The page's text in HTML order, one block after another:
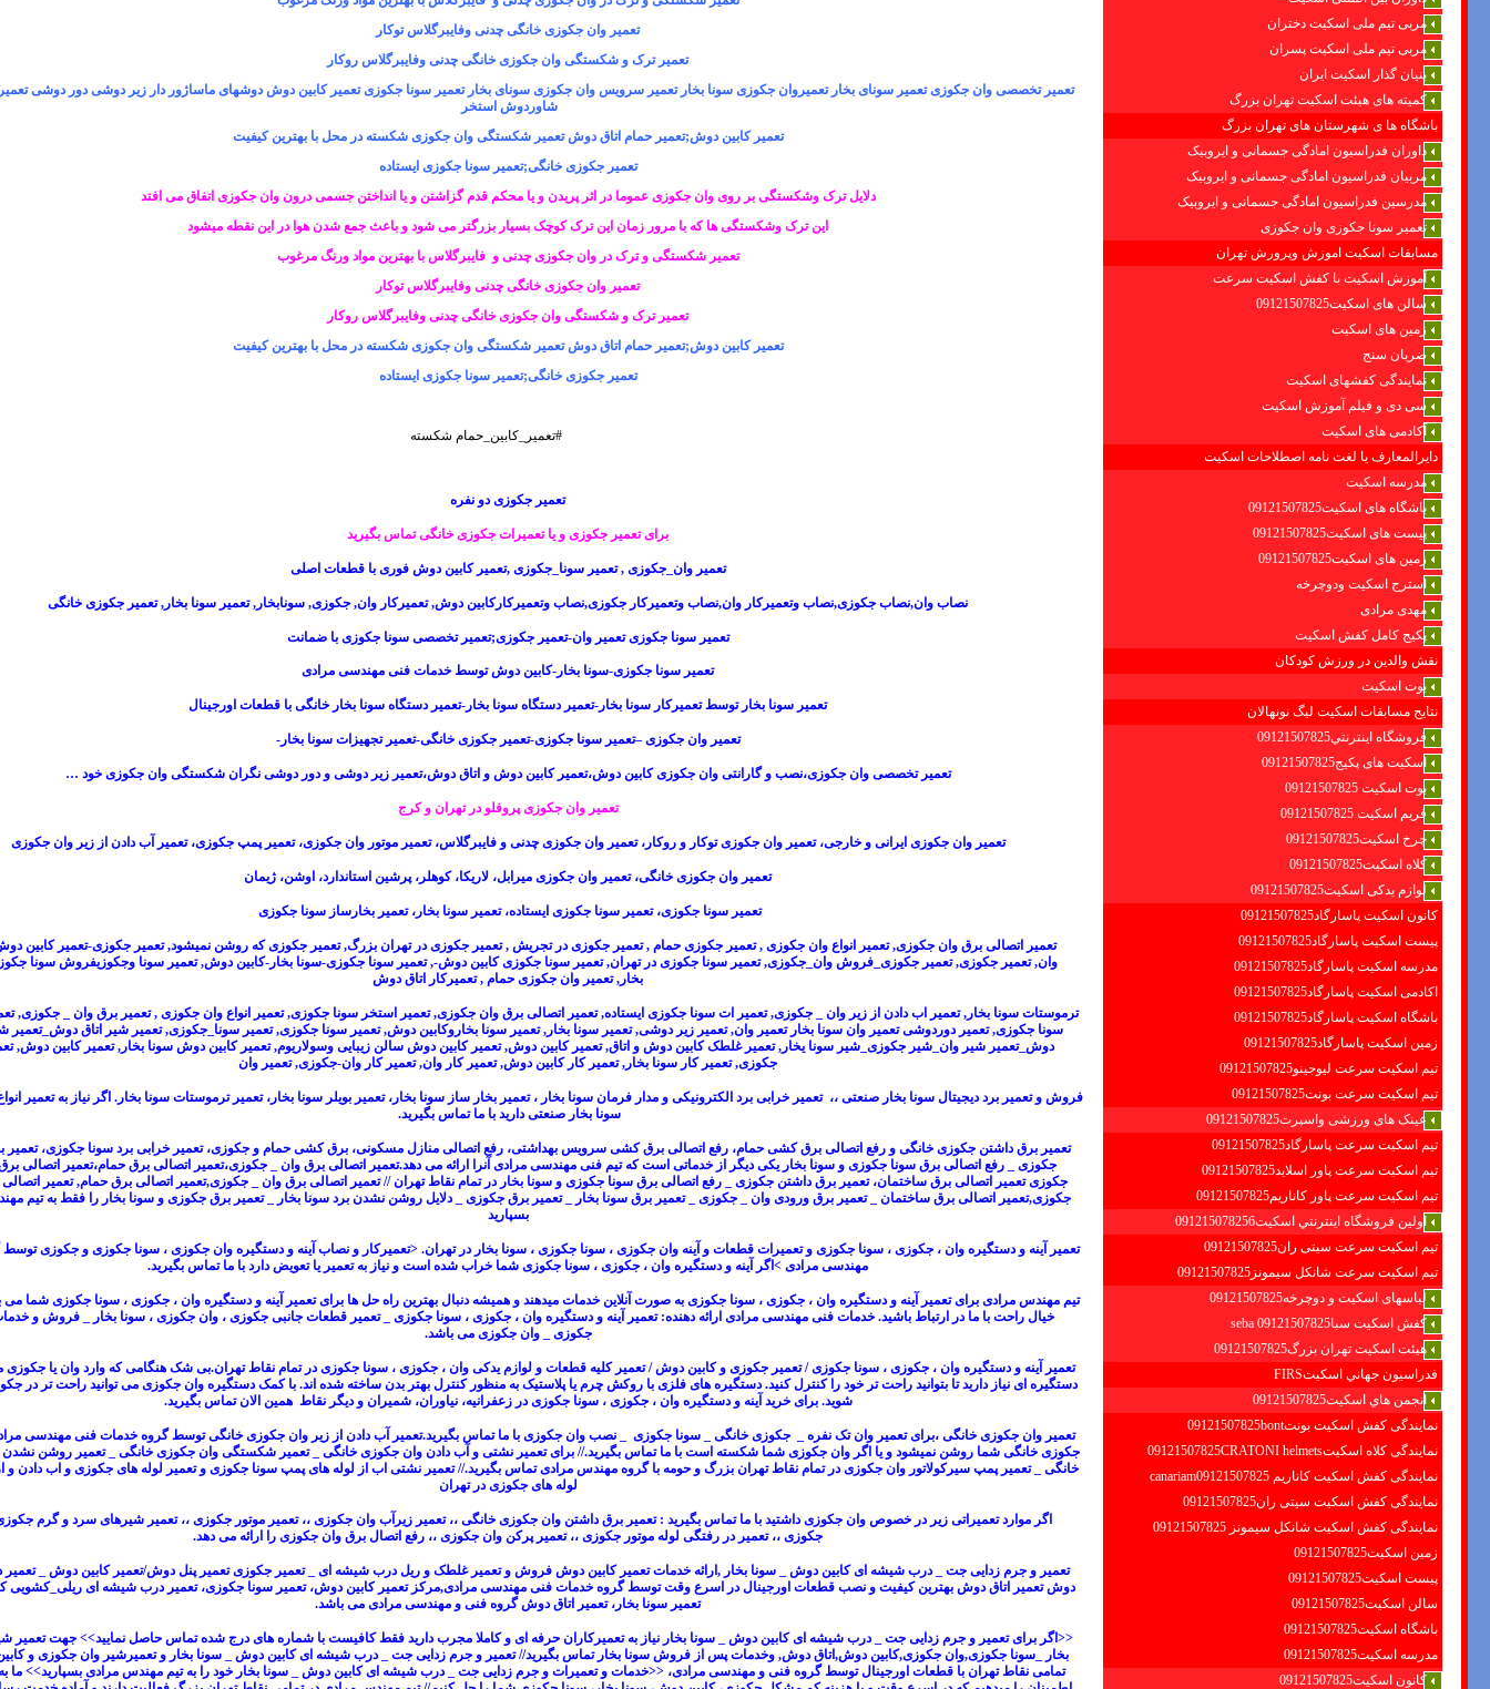
مربی تیم ملی اسکیت دختران
مربی تیم ملی اسکیت پسران
بنیان گذار اسکیت ایران
کمیته های هیئت اسکیت تهران بزرگ
باشگاه ها ی شهرستان های تهران بزرگ
داوران فدراسیون امادگی جسمانی و ایروبیک
مربیان فدراسیون امادگی جسمانی و ایروبیک
مدرسین فدراسیون امادگی جسمانی و ایروبیک
تعمیر سونا جکوزی وان جکوزی
مسابقات اسکیت اموزش وپرورش تهران
آموزش اسکیت با کفش اسکیت سرعت
سالن های اسکیت09121507825
زمین های اسکیت
ضربان سنج
نمایندگی کفشهای اسکیت
سی دی و فیلم آموزش اسکیت
آکادمی های اسکیت
دایرالمعارف یا لغت نامه اصطلاحات اسکیت
مدرسه اسکیت
باشگاه های اسکیت09121507825
پیست های اسکیت09121507825
زمین های اسکیت09121507825
استرج اسکیت ودوچرخه
مهدی مرادی
پکیج کامل کفش اسکیت
نقش والدین در ورزش کودکان
بوت اسکیت
نتایج مسابقات اسکیت لیگ نونهالان
فروشگاه اينترنتي09121507825
اسکیت های پکیج09121507825
بوت اسکیت 09121507825
فریم اسکیت 09121507825
چرخ اسکیت09121507825
کلاه اسکیت09121507825
لوازم یدکی اسکیت09121507825
کانون اسکیت پاسارگاد09121507825
پیست اسکیت پاسارگاد09121507825
مدرسه اسکیت پاسارگاد09121507825
اکادمی اسکیت پاسارگاد09121507825
باشگاه اسکیت پاسارگاد09121507825
زمین اسکیت پاسارگاد09121507825
تیم اسکیت سرعت لیوجینو09121507825
تیم اسکیت سرعت بونت09121507825
عینک های ورزشی واسپرت09121507825
تیم اسکیت سرعت پاسارگاد09121507825
تیم اسکیت سرعت پاور اسلاید09121507825
تیم اسکیت سرعت پاور کاناریم09121507825
اولين فروشگاه اينترنتي اسكيت091215078256
تیم اسکیت سرعت سیتی ران09121507825
تیم اسکیت سرعت شانکل سیمونز09121507825
لباسهای اسکیت و دوچرخه09121507825
کفش اسکیت سبا09121507825 seba
هیئت اسکیت تهران بزرگ09121507825
فدراسيون جهاني اسكيتFIRS
انجمن هاي اسكيت09121507825
نمایندگی کفش اسکیت بونت09121507825bont
نمایندگی کلاه اسکیت09121507825CRATONI helmets
نمایندگی کفش اسکیت كاناريم canariam09121507825
نمایندگی کفش اسکیت سیتی ران09121507825
نمایندگی کفش اسکیت شانكل سيمونز 09121507825
زمین اسکیت09121507825
پیست اسکیت09121507825
سالن اسکیت09121507825
باشگاه اسکیت09121507825
مدرسه اسکیت09121507825
کانون اسکیت09121507825
تعمیر وان جکوزی خانگی چدنی وفایبرگلاس توکار
تعمیر ترک و شکستگی وان جکوزی خانگی چدنی وفایبرگلاس روکار
تعمیر تخصصی وان جکوزی تعمیر سونای بخار تعمیروان جکوزی سونا بخار تعمیر سرویس وان جکوزی سونای بخار تعمیر سونا جکوزی تعمیر کابین دوش دوشهای ماساژور دار زیر دوشی دور دوشی
شاوردوش استخر
تعمیر کابین دوش;تعمیر حمام اتاق دوش تعمیر شکستگی وان جکوزی شکسته در محل با بهترین کیفیت
تعمیر جکوزی خانگی;تعمیر سونا جکوزی ایستاده
دلایل ترک وشکستگی بر روی وان جکوزی عموما در اثر پریدن و یا محکم قدم گزاشتن و یا انداختن جسمی درون وان جکوزی اتفاق می افتد
این ترک وشکستگی ها که با مرور زمان این ترک کوچک بسیار بزرگتر می شود و باعث جمع شدن هوا در این نقطه میشود
تعمیر شکستگی و ترک در وان جکوزی چدنی و فایبرگلاس با بهترین مواد ورنگ مرغوب
تعمیر وان جکوزی خانگی چدنی وفایبرگلاس توکار
تعمیر ترک و شکستگی وان جکوزی خانگی چدنی وفایبرگلاس روکار
تعمیر کابین دوش;تعمیر حمام اتاق دوش تعمیر شکستگی وان جکوزی شکسته در محل با بهترین کیفیت
تعمیر جکوزی خانگی;تعمیر سونا جکوزی ایستاده
#تعمیر_کابین_حمام شکسته
تعمیر جکوزی دو نفره
برایتعمیر جکوزی و یاتعمیرات جکوزی خانگیتماس بگیرید
تعمیر وان_جکوزی ,تعمیر سونا_جکوزی ,تعمیر کابین دوش فوری با قطعات اصلی
نصاب وان,نصاب جکوزی,نصاب وتعمیرکار وان,نصاب وتعمیرکار جکوزی,نصاب وتعمیرکارکابین دوش, تعمیرکار وان, جکوزی, سونابخار ,تعمیر سونا بخار ,تعمیر جکوزی خانگی
تعمیر سونا جکوزی تعمیر وان-تعمیر جکوزی;تعمیر تخصصی سونا جکوزی با ضمانت
تعمیر سونا جکوزی-سونا بخار-کابین دوش توسط خدمات فنی مهندسی مرادی
تعمیر سونا بخار توسط تعمیرکار سونا بخار-تعمیر دستگاه سونا بخار-تعمیر دستگاه سونا بخار خانگی با قطعات اورجینال
تعمیر وان جکوزی –تعمیر سونا جکوزی-تعمیر جکوزی خانگی-تعمیر تجهیزات سونا بخار-
تعمیر تخصصی وان جکوزی،نصب و گارانتی وان جکوزی کابین دوش،تعمیر کابین دوش و اتاق دوش،تعمیر زیر دوشی و دور دوشی نگران شکستگی وان جکوزی خود …
تعمیر وان جکوزی پروفلو در تهران و کرج
تعمیر وان جکوزی ایرانی و خارجی، تعمیر وان جکوزی توکار و روکار، تعمیر وان جکوزی چدنی و فایبرگلاس، تعمیر موتور وان جکوزی، تعمیر پمپ جکوزی، تعمیر آب دادن از زیر وان جکوزی
تعمیر وان جکوزی خانگی، تعمیر وان جکوزی میرابل، لاریکا، کوهلر، پرشین استاندارد، اوشن، ژیمان
تعمیر سونا جکوزی، تعمیر سونا جکوزی ایستاده، تعمیر سونا بخار، تعمیر بخارساز سونا جکوزی
تعمیر اتصالی برق وان جکوزی,تعمیر انواع وان جکوزی,تعمیر جکوزی حمام,تعمیر جکوزی در تجریش,تعمیر جکوزی در تهران بزرگ,تعمیر جکوزی که روشن نمیشود,تعمیر جکوزی-تعمیر کابین
وان,تعمیر جکوزی,تعمیر جکوزی_فروش وان_جکوزی,تعمیر سونا جکوزی در تهران,تعمیر سونا جکوزی کابین دوش-,تعمیر سونا جکوزی-سونا بخار-کابین دوش,تعمیر سونا وجکوزیفروش سونا
بخار ,تعمیر وان جکوزی حمام ,تعمیرکار اتاق دوش
ترموستات سونا بخار,تعمیر اب دادن از زیر وان _ جکوزی,تعمیر ات سونا جکوزی ایستاده,تعمیر اتصالی برق وان جکوزی,تعمیر استخر سونا جکوزی,تعمیر انواع وان جکوزی,تعمیر برق وان _ جکوزی,
سونا جکوزی,تعمیر دوردوشی تعمیر وان سونا بخار تعمیر وان,تعمیر زیر دوشی,تعمیر سونا بخار,تعمیر سونا بخاروکابین دوش,تعمیر سونا جکوزی,تعمیر سونا_جکوزی,تعمیر شیر اتاق دوش_تعمیر
دوش_تعمیر شیر وان_شیر جکوزی_شیر سونا یخار,تعمیر غلطک کابین دوش و اتاق,تعمیر کابین دوش,تعمیر کابین دوش سالن زیبایی وسولاریوم,تعمیر کابین دوش سونا بخار,تعمیر کابین دوش,
جکوزی,تعمیر کار سونا بخار ,تعمیر کار کابین دوش,تعمیر کار وان,تعمیر کار وان-جکوزی,تعمیر وان
فروش و تعمیر برد دیجیتال سونا بخار صنعتی ،، تعمیر خرابی برد الکترونیکی و مدار فرمان سونا بخار ، تعمیر بخار ساز سونا بخار ، تعمیر بویلر سونا بخار، تعمیر ترموستات سونا بخار. اگر نیاز به تعمیر
سونا بخار صنعتی دارید با ما تماس بگیرید.
تعمیر برق داشتن جکوزی خانگی ورفع اتصالی برق کشی حمام، رفع اتصالی برق کشی سرویس بهداشتی، رفع اتصالی منازل مسکونی، برق کشی حمام و جکوزی، تعمیر خرابی برد سونا جکوزی،تعمیر
جکوزی
رفع اتصالی برق سونا جکوزی و سونا بخار یکی دیگر از خدماتی است که تیم فنی مهندسی مرادی آنرا ارائه می دهد.تعمیر اتصالی برق وان جکوزی،تعمیر اتصالی برق حمام،تعمیر اتصالی
جکوزیتعمیر اتصالی برق ساختمان،تعمیر برق داشتن جکوزی _رفع اتصالی برق سونا جکوزی و سونا بخار در تمام نقاط تهران //تعمیر اتصالی برق وان جکوزی,تعمیر اتصالی برق حمام, تعمیر
جکوزی,تعمیر اتصالی برق ساختمان _تعمیر برق ورودی وان _ جکوزی _ تعمیر برق سونا بخار _تعمیر برق جکوزی _ دلایل روشن نشدن برد سونا بخار
_ تعمیر برق جکوزی و سونا بخار را فقط به تیم
بسپارید
تعمیر آینه و دستگیره وان ، جکوزی ، سونا جکوزی وتعمیرات قطعات و آینه وان جکوزی ، سونا جکوزی ، سونا بخار در تهران. <تعمیرکار و نصاب آینه و دستگیره وان جکوزی ،سونا جکوزی وجکوزیتوسط
مهندسی مرادی >اگر
آینه و دستگیره وان ، جکوزی ، سونا جکوزی شما خراب شده است و نیاز به تعمیر یا تعویض دارد با ما تماس بگیرید.
تیم مهندس مرادی برایتعمیر آینه و دستگیره وان ، جکوزی ،سونا جکوزی به صورت آنلاین خدمات میدهند و همیشه دنبال بهترین راه حل ها برایتعمیر آینه و دستگیره وان ، جکوزی ، سونا جکوزی شما می
خیال راحت با ما در ارتباط باشید. خدمات فنی مهندسی مرادی ارائه دهنده: تعمیر آینه ودستگیره وان ،جکوزی ،سونا جکوزی _تعمیر قطعات جانبی جکوزی ،وان جکوزی ،سونا بخار _فروش و
جکوزی _وان جکوزی می باشد.
تعمیر آینه و دستگیره وان ، جکوزی ، سونا جکوزی/تعمیر جکوزی و کابین دوش/تعمیر کلیه قطعات و لوازم یدکی وان ، جکوزی ، سونا جکوزی در تمام نقاط تهران.بی شک هنگامی که وارد وان یا جکوزی
دستگیره ای نیاز دارید تا بتوانید راحت تر خود را کنترل کنید.دستگیره های فلزی با روکش چرم یا پلاستیک به منظور کنترل بهتر بدن ساخته شده اند. با کمکدستگیره وان جکوزی می توانید راحت تر در
شوید. برای خرید آینه و دستگیره وان ، جکوزی ، سونا جکوزی در زعفرانیه، نیاوران، شمیران و دیگر نقاط همین الان تماس بگیرید.
تعمیر وان جکوزی خانگی ،برایتعمیر وان تک نفره جکوزی خانگی سونا جکوزی نصب وان جکوزی با ما تماس بگیرید.تعمیر آب دادن از زیر وان جکوزی خانگی توسط گروه خدمات فنی مهندسی
جکوزی خانگی شما روشن نمیشود و یا اگر وان جکوزی شما شکسته است با ما تماس بگیرید.// برایتعمیر نشتی و آب دادن وان جکوزی خانگی _تعمیر شکستگی وان جکوزی خانگی _تعمیر روشن
خانگی
_تعمیر پمپ سیرکولاتور وان جکوزیدر تمام نقاط تهران بزرگ و حومه با گروه مهندس مرادی تماس بگیرید.//تعمیر نشتی اب از لوله های پمپ سونا جکوزی وتعمیر لوله های جکوزی و اب دادن و
لوله های جکوزیدر تهران
اگر موارد تعمیراتی زیر در خصوص وان جکوزی داشتید با ما تماس بگیرید :تعمیر برق داشتن وان جکوزی خانگی ،، تعمیر زیرآب وان جکوزی ،،تعمیر موتور جکوزی ،،تعمیر شیرهای سرد و گرم
جکوزی ،،تعمیر در رفتگی لوله موتور جکوزی ،،تعمیر پرکن وان جکوزی ،، رفع اتصال برق وان جکوزی را ارائه می دهد.
تعمیر و جرم زدایی جت _ درب شیشه ای کابین دوش _ سونا بخار ,ارائه خدماتتعمیر کابین دوش فروش وتعمیر غلطک و ریل درب شیشه ای _تعمیر جکوزی تعمیر پنل دوش/تعمیر کابین دوش
تعمیر
دوش تعمیر اتاق دوش بهترین کیفیت و نصب قطعات اورجینال در اسرع وقت توسط گروه خدمات فنی مهندسی مرادی,مرکز تعمیر کابین دوش، تعمیر سونا جکوزی، تعمیر درب شیشه ای ریلی_کشویی
تعمیر سونا بخار، تعمیر اتاق دوش گروه فنی و مهندسی مرادی می باشد.
<<اگر برایتعمیر و جرم زدایی جت _درب شیشه ای کابین دوش سونا بخار نیاز به تعمیرکاران حرفه ای و کاملا مجرب دارید فقط کافیست با شماره های درج شده تماس حاصل نمایید>> جهت تعمیر
بخار _سونا جکوزی,وان جکوزی,کابین دوش,اتاق دوش, وخدمات پس از فروش سونا بخار تماس بگیرید//تعمیر و جرم زدایی جت _ درب شیشه ایکابین دوش _ سونا بخار و تعمیرشیروان جکوزی و
تمامی نقاط تهران با قطعات اورجینال توسط گروه فنی و مهندسی مرادی، <<خدمات وتعمیراتو جرم زدایی جت _ درب شیشه ای کابین دوش _سونا بخارخود را به تیم مهندس مرادی بسپارید>> ما